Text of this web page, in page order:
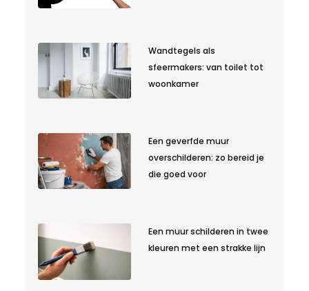
Wandtegels als
sfeermakers: van toilet tot
woonkamer
Een geverfde muur
overschilderen: zo bereid je
die goed voor
Een muur schilderen in twee
kleuren met een strakke lijn